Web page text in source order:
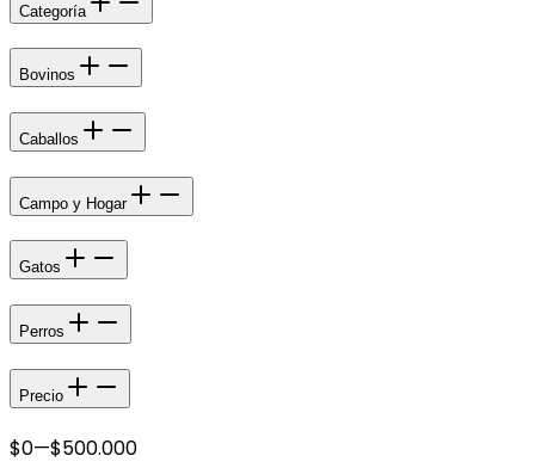
Categoría
Bovinos
Caballos
Campo y Hogar
Gatos
Perros
Precio
$0—$500.000